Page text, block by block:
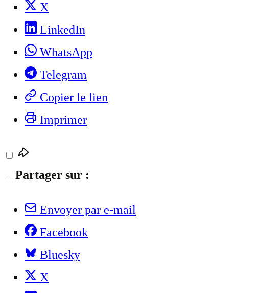
X
LinkedIn
WhatsApp
Telegram
Copier le lien
Imprimer
Partager sur :
Envoyer par e-mail
Facebook
Bluesky
X